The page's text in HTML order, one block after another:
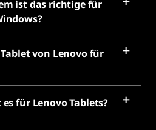
ist das richtige für
von Lenovo für
für Lenovo Tablets?